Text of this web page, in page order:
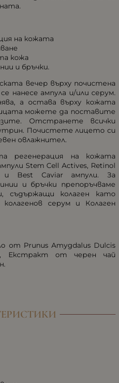
на кожата
кожа
и бръчки.
вечер върху почистена
нанесе ампула и/или серум.
а остава върху кожата
можете да поставите
Отстранете всички
Почистете лицето си
овлажнител.
регенерация на кожата
Stem Cell Actives, Retinol
и Best Caviar ампули. За
и бръчки препоръчваме
съдържащи колаген като
серум и Колаген
от Prunus Amygdalus Dulcis
Екстракт от черен чай